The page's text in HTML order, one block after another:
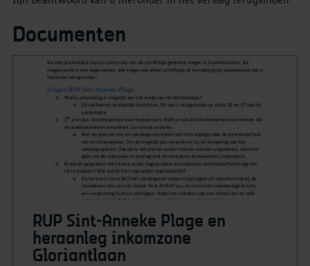
Documenten
RUP Sint-Anneke Plage en
heraanleg inkomzone
Gloriantlaan